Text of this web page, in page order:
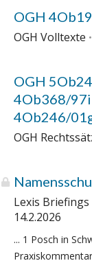
4Ob38/12k;
4Ob228/
OGH
OGH Volltexte
OGH
4Ob368/
4Ob246/
4Ob187/
OGH
Lexis
14.2.2026
... 1 Posch in